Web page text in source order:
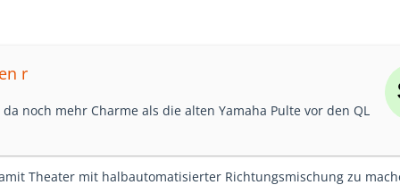
r
da noch mehr Charme als die alten Yamaha Pulte vor den QL
Theater mit halbautomatisierter Richtungsmischung zu